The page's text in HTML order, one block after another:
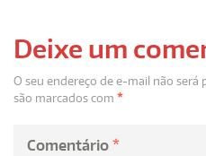
Deixe um
O seu endereço de e-mail não será
são marcados com *
Comentário *